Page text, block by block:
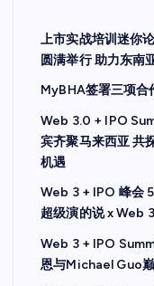
上市实战培训迷你
圆满举行 助力东南
MyBHA签署三项合
Web 3.0 + IPO
宾齐聚马来西亚 共
机遇
Web 3 + IPO 峰会
超级演的说 x Web
Web 3 + IPO
恩与Michael Guo